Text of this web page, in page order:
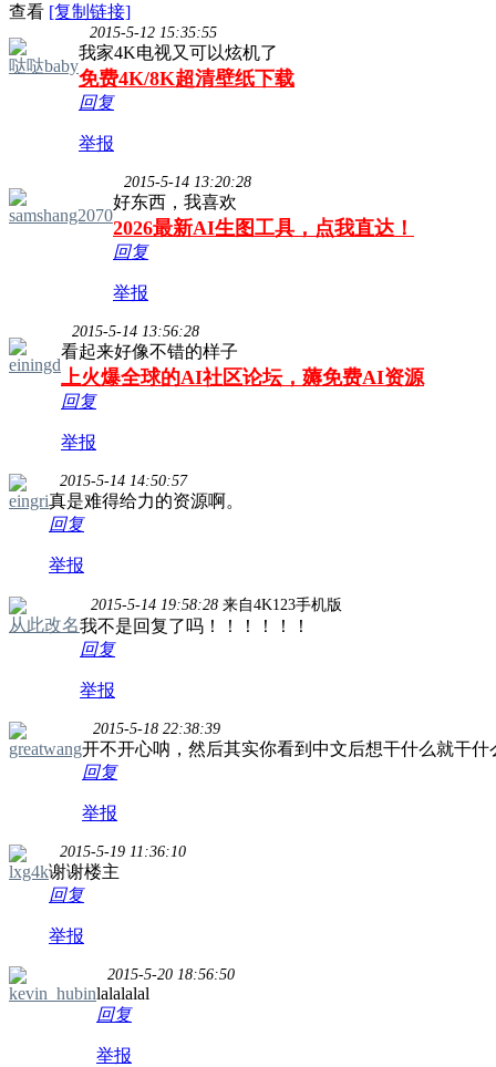
查看 [复制链接]
哒哒baby
2015-5-12 15:35:55
我家4K电视又可以炫机了
免费4K/8K超清壁纸下载
回复
举报
samshang2070
2015-5-14 13:20:28
好东西，我喜欢
2026最新AI生图工具，点我直达！
回复
举报
einingd
2015-5-14 13:56:28
看起来好像不错的样子
上火爆全球的AI社区论坛，薅免费AI资源
回复
举报
eingri
2015-5-14 14:50:57
真是难得给力的资源啊。
回复
举报
从此改名
2015-5-14 19:58:28 来自4K123手机版
我不是回复了吗！！！！！！
回复
举报
greatwang
2015-5-18 22:38:39
开不开心呐，然后其实你看到中文后想干什么就干
回复
举报
lxg4k
2015-5-19 11:36:10
谢谢楼主
回复
举报
kevin_hubin
2015-5-20 18:56:50
lalalalal
回复
举报